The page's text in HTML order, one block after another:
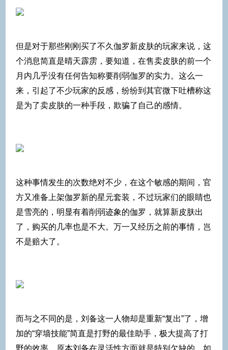
但是对于那些刚刚买了不久伽罗新皮肤的玩家来说，这
个消息简直是晴天霹雳，要知道，在售卖皮肤的前一个
月内几乎没有任何告知称要削弱伽罗的实力。这么一
来，引起了不少玩家的反感，纷纷到其官微下吐槽称这
是为了卖皮肤的一种手段，欺骗了自己的感情。
这种事情发生的次数绝对不少，在这个敏感的期间，官
方又准备上架伽罗新的星元套装，不过玩家们的眼睛也
是雪亮的，明显有着削弱迹象的伽罗，就算新皮肤出
了，购买的几率也是不大。万一又经历之前的事情，岂
不是赔大了。
而与之不同的是，刘备这一人物却是重新“复出”了，增
加的“穿墙技能”简直是打野的最佳助手，极大提高了打
野的效率。原本刘备在灵活性方面就是特别欠缺的，如